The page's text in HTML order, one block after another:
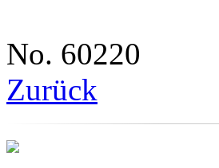
No. 60220
Zurück